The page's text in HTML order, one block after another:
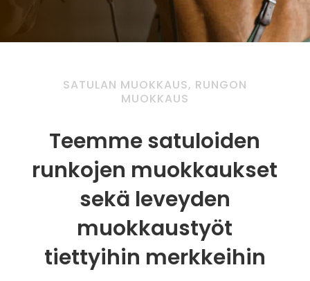
SATULAN MUOKKAUS, RUNGON
MUOKKAUS
Teemme satuloiden
runkojen muokkaukset
sekä leveyden
muokkaustyöt
tiettyihin merkkeihin